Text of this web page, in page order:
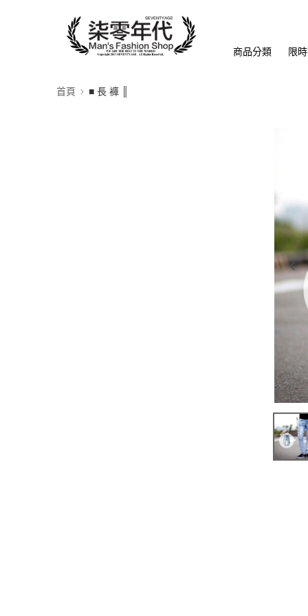
商品分類 限
首頁 ■ 長 褲 ║